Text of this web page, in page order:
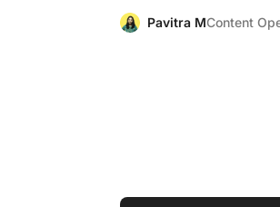
Pavitra MContent